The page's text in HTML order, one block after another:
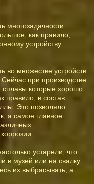
многозадачности
как правило,
устройству
во множестве устройств
при производстве
сплавы которые хорошо
правило, в состав
Это позволяло
а самое главное
устарели, что
в музей или на свалку.
их выбрасывать, а